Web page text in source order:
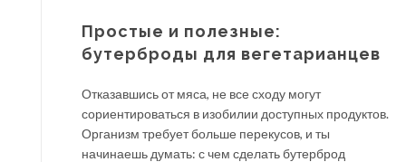
Простые и полезные:
бутерброды для вегетарианцев
Отказавшись от мяса, не все сходу могут
сориентироваться в изобилии доступных продуктов.
Организм требует больше перекусов, и ты
начинаешь думать: с чем сделать бутерброд